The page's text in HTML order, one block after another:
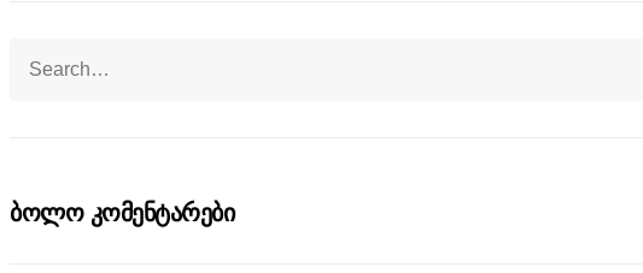
ბოლო კომენტარები